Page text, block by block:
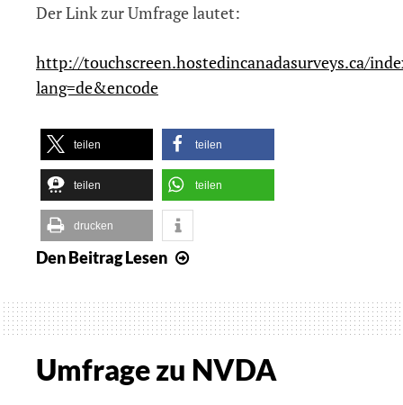
Der Link zur Umfrage lautet:
http://touchscreen.hostedincanadasurveys.ca/
lang=de&encode
teilen teilen
teilen teilen
drucken
Den BeitragLesen
zwei
Umfragen
bzgl.
Screenreader-
Umfrage zu NVDA